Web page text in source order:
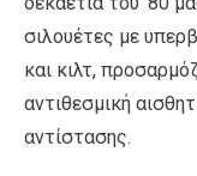
σιλουέτες με
και κιλτ,
αντιθεσμική
αντίστασης.